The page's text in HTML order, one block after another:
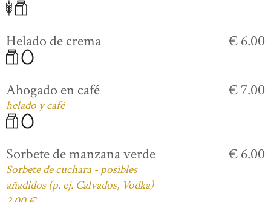
Helado de crema € 6.00
Ahogado en café
helado y café
€ 7.00
Sorbete de manzana verde
Sorbete de cuchara - posibles
añadidos (p. ej. Calvados, Vodka)
€ 6.00